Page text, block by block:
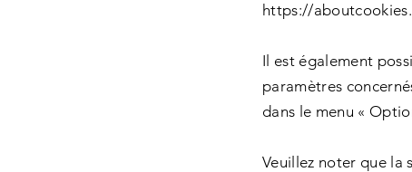
https://
Il est également
paramètres
dans le menu «
Veuillez noter que la